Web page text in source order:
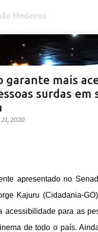
Pular para o conteúdo
Medeiros
garante mais
surdas em
2020
apresentado no
Kajuru (Cidadania-
acessibilidade para as
de todo o país.